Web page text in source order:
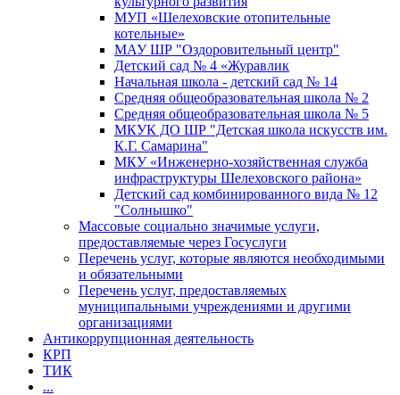
МУП «Шелеховские отопительные
котельные»
МАУ ШР "Оздоровительный центр"
Детский сад № 4 «Журавлик
Начальная школа - детский сад № 14
Средняя общеобразовательная школа № 2
Средняя общеобразовательная школа № 5
МКУК ДО ШР "Детская школа искусств им.
К.Г. Самарина"
МКУ «Инженерно-хозяйственная служба
инфраструктуры Шелеховского района»
Детский сад комбинированного вида № 12
"Солнышко"
Массовые социально значимые услуги,
предоставляемые через Госуслуги
Перечень услуг, которые являются необходимыми
и обязательными
Перечень услуг, предоставляемых
муниципальными учреждениями и другими
организациями
Антикоррупционная деятельность
КРП
ТИК
...